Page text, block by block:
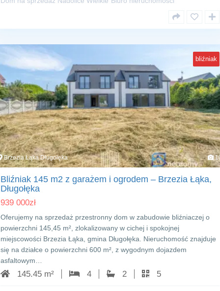
bliźniak
Brzezia Łąka Długołęka
Bliźniak 145 m2 z garażem i ogrodem – Brzezia Łąka,
Długołęka
939 000zł
Oferujemy na sprzedaż przestronny dom w zabudowie bliźniaczej o
powierzchni 145,45 m², zlokalizowany w cichej i spokojnej
miejscowości Brzezia Łąka, gmina Długołęka. Nieruchomość znajduje
się na działce o powierzchni 600 m², z wygodnym dojazdem
asfaltowym…
145.45 m² 4 2 5